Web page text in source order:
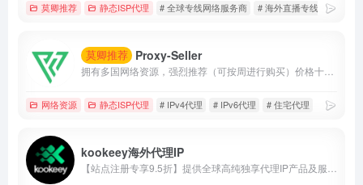
莫卿推荐 静态ISP代理 # 全球专线网络服务商 # 海外直播专线 # 静态
莫卿推荐 Proxy-Seller
网络资源 静态ISP代理 # IPv4代理 # IPv6代理 # 住宅代理
kookeey海外代理IP